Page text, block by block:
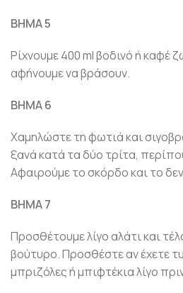
ΒΗΜΑ 5
Ρίχνουμε 400 ml βοδινό ή καφέ
αφήνουμε να βράσουν.
ΒΗΜΑ 6
Χαμηλώστε τη φωτιά και
ξανά κατά τα δύο τρίτα,
Αφαιρούμε το σκόρδο και το
ΒΗΜΑ 7
Προσθέτουμε λίγο αλάτι και
βούτυρο. Προσθέστε αν έχετε
μπριζόλες ή μπιφτέκια λίγο